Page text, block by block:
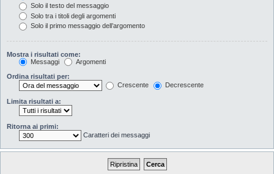
Solo il testo del messaggio
Solo tra i titoli degli argomenti
Solo il primo messaggio dell’argomento
Mostra i risultati come:
Messaggi
Argomenti
Ordina risultati per:
Crescente
Decrescente
Limita risultati a:
Ritorna ai primi:
Caratteri dei messaggi